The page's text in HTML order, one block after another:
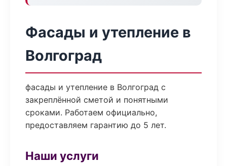
Фасады и утепление в
Волгоград
фасады и утепление в Волгоград с
закреплённой сметой и понятными
сроками. Работаем официально,
предоставляем гарантию до 5 лет.
Наши услуги